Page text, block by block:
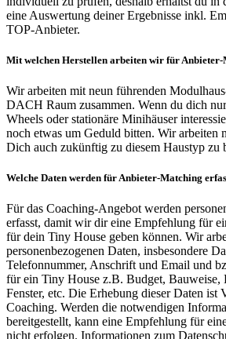
eine Auswertung deiner Ergebnisse inkl.
TOP-Anbieter.
Mit welchen Herstellen arbeiten wir für Anbieter-
Wir arbeiten mit neun führenden
DACH Raum zusammen. Wenn du dich
Wheels oder stationäre Minihäuser
noch etwas um Geduld bitten. Wir arbeiten
Dich auch zukünftig zu diesem Haustyp zu
Welche Daten werden für Anbieter-Matching
Für das Coaching-Angebot werden
erfasst, damit wir dir eine Empfehlung für
für dein Tiny House geben können. Wir
personenbezogenen Daten, insbesondere
Telefonnummer, Anschrift und Email und
für ein Tiny House z.B. Budget, Bauweise,
Fenster, etc. Die Erhebung dieser Daten ist
Coaching. Werden die notwendigen
bereitgestellt, kann eine Empfehlung für
nicht erfolgen. Informationen zum